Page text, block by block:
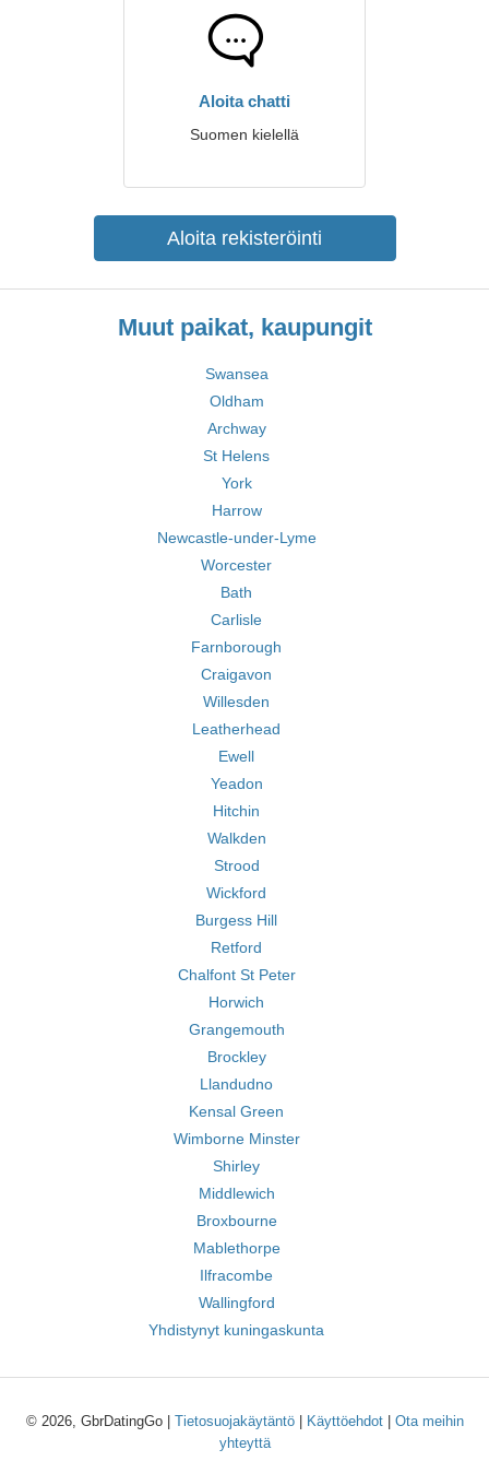
Aloita chatti
Suomen kielellä
Aloita rekisteröinti
Muut paikat, kaupungit
Swansea
Oldham
Archway
St Helens
York
Harrow
Newcastle-under-Lyme
Worcester
Bath
Carlisle
Farnborough
Craigavon
Willesden
Leatherhead
Ewell
Yeadon
Hitchin
Walkden
Strood
Wickford
Burgess Hill
Retford
Chalfont St Peter
Horwich
Grangemouth
Brockley
Llandudno
Kensal Green
Wimborne Minster
Shirley
Middlewich
Broxbourne
Mablethorpe
Ilfracombe
Wallingford
Yhdistynyt kuningaskunta
© 2026, GbrDatingGo | Tietosuojakäytäntö| Käyttöehdot| Ota meihin
yhteyttä